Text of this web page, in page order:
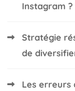
Instagram ?
Stratégie
de
Les erreurs